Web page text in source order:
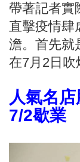
帶著記者實
直擊疫情肆
澹。首先就
在7月2日吹
人氣名
7/2歇業